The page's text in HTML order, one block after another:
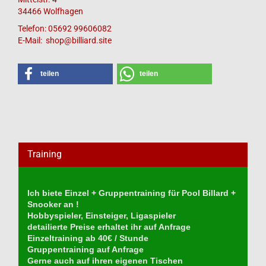
34466 Wolfhagen
Telefon: 05692 99606082
E-Mail: shop@billiard.site
teilen teilen
Training
Ich biete Einzel + Gruppentraining für Pool Billard +
Snooker an !
Hobbyspieler, Einsteiger, Ligaspieler
detailierte Preise erhaltet ihr auf Anfrage
Einzeltraining ab 40€ / Stunde
Gruppentraining auf Anfrage
Gerne auch auf ihren eigenen Tischen